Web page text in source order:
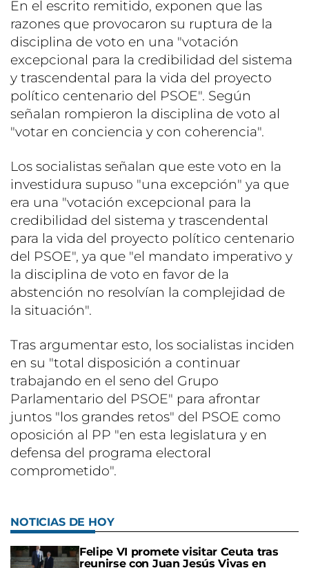
En el escrito remitido, exponen que las
razones que provocaron su ruptura de la
disciplina de voto en una "votación
excepcional para la credibilidad del sistema
y trascendental para la vida del proyecto
político centenario del PSOE". Según
señalan rompieron la disciplina de voto al
"votar en conciencia y con coherencia".
Los socialistas señalan que este voto en la
investidura supuso "una excepción" ya que
era una "votación excepcional para la
credibilidad del sistema y trascendental
para la vida del proyecto político centenario
del PSOE", ya que "el mandato imperativo y
la disciplina de voto en favor de la
abstención no resolvían la complejidad de
la situación".
Tras argumentar esto, los socialistas inciden
en su "total disposición a continuar
trabajando en el seno del Grupo
Parlamentario del PSOE" para afrontar
juntos "los grandes retos" del PSOE como
oposición al PP "en esta legislatura y en
defensa del programa electoral
comprometido".
NOTICIAS DE HOY
Felipe VI promete visitar Ceuta tras
reunirse con Juan Jesús Vivas en